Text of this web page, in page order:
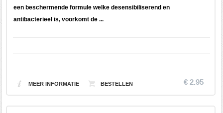
€ 2.95
een beschermende formule welke desensibiliserend en
antibacterieel is, voorkomt de ...
MEER INFORMATIE